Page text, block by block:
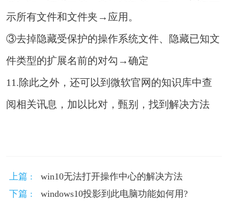
示所有文件和文件夹→应用。
③去掉隐藏受保护的操作系统文件、隐藏已知文
件类型的扩展名前的对勾→确定
11.除此之外，还可以到微软官网的知识库中查
阅相关讯息，加以比对，甄别，找到解决方法
上篇 :
win10无法打开操作中心的解决方法
下篇 :
windows10投影到此电脑功能如何用?